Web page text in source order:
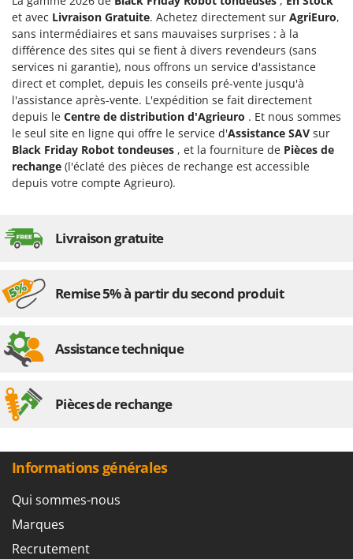
et avec Livraison Gratuite. Achetez directement sur AgriEuro,
sans intermédiaires et sans mauvaises surprises : à la
différence des sites qui se fient à divers revendeurs (sans
services ni garantie), nous offrons un service d'assistance
direct et complet, depuis les conseils pré-vente jusqu'à
l'assistance après-vente. L'expédition se fait directement
depuis le Centre de distribution d'Agrieuro . Et nous sommes
le seul site en ligne qui offre le service d'Assistance SAV sur
Black Friday Robot tondeuses , et la fourniture de Pièces de
rechange (l'éclaté des pièces de rechange est accessible
depuis votre compte Agrieuro).
Livraison gratuite
Remise 5% à partir du second produit
Assistance technique
Pièces de rechange
Informations générales
Qui sommes-nous
Marques
Recrutement